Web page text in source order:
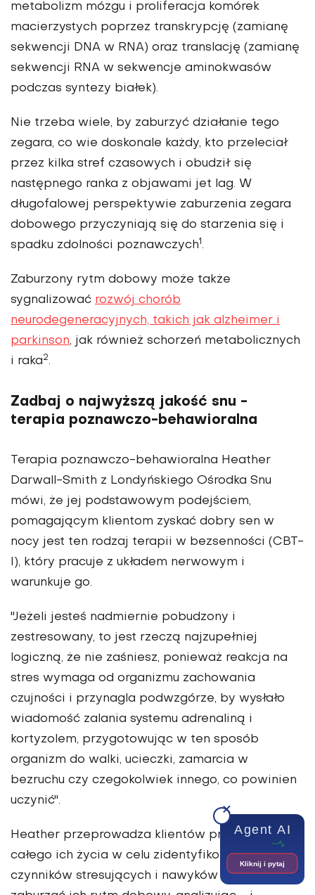
metabolizm mózgu i proliferacja komórek
macierzystych poprzez transkrypcję (zamianę
sekwencji DNA w RNA) oraz translację (zamianę
sekwencji RNA w sekwencje aminokwasów
podczas syntezy białek).
Nie trzeba wiele, by zaburzyć działanie tego
zegara, co wie doskonale każdy, kto przeleciał
przez kilka stref czasowych i obudził się
następnego ranka z objawami jet lag. W
długofalowej perspektywie zaburzenia zegara
dobowego przyczyniają się do starzenia się i
spadku zdolności poznawczych1.
Zaburzony rytm dobowy może także
sygnalizować rozwój chorób
neurodegeneracyjnych, takich jak alzheimer i
parkinson, jak również schorzeń metabolicznych
i raka2.
Zadbaj o najwyższą jakość snu -
terapia poznawczo-behawioralna
Terapia poznawczo-behawioralna Heather
Darwall-Smith z Londyńskiego Ośrodka Snu
mówi, że jej podstawowym podejściem,
pomagającym klientom zyskać dobry sen w
nocy jest ten rodzaj terapii w bezsenności (CBT-
I), który pracuje z układem nerwowym i
warunkuje go.
"Jeżeli jesteś nadmiernie pobudzony i
zestresowany, to jest rzeczą najzupełniej
logiczną, że nie zaśniesz, ponieważ reakcja na
stres wymaga od organizmu zachowania
czujności i przynagla podwzgórze, by wysłało
wiadomość zalania systemu adrenaliną i
kortyzolem, przygotowując w ten sposób
organizm do walki, ucieczki, zamarcia w
bezruchu czy czegokolwiek innego, co powinien
uczynić".
Heather przeprowadza klientów przez badanie
całego ich życia w celu zidentyfikowania
czynników stresujących i nawyków mogących
Agent AI
Kliknij i pytaj